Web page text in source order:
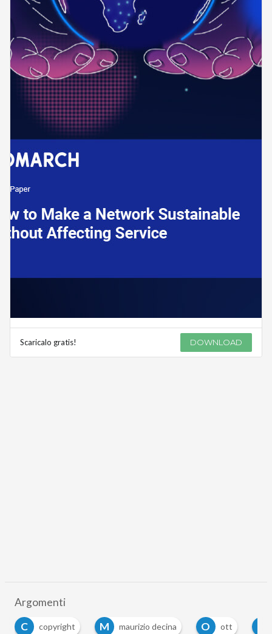
Scaricalo gratis! DOWNLOAD
Argomenti
M
maurizio decina O ott O over the top